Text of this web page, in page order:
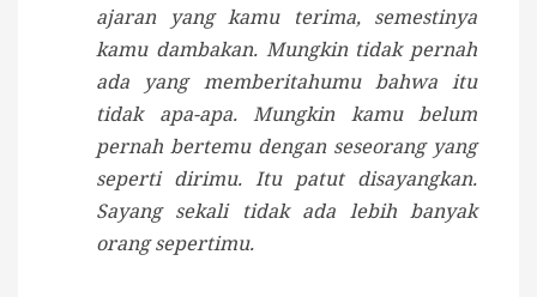
ajaran yang kamu terima, semestinya
kamu dambakan. Mungkin tidak pernah
ada yang memberitahumu bahwa itu
tidak apa-apa. Mungkin kamu belum
pernah bertemu dengan seseorang yang
seperti dirimu. Itu patut disayangkan.
Sayang sekali tidak ada lebih banyak
orang sepertimu.